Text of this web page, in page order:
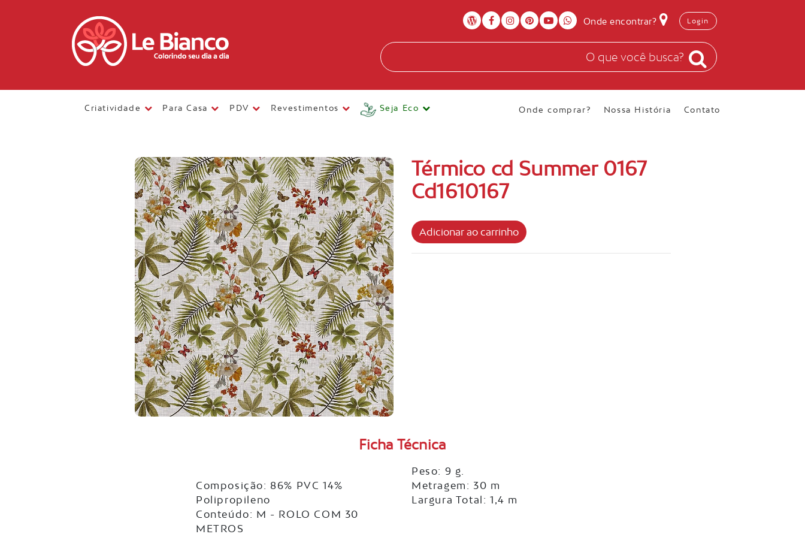
Onde encontrar? Login
Criatividade Para Casa PDV Revestimentos Seja Eco Onde comprar? Nossa História Contato
Térmico cd Summer 0167
Cd1610167
Ficha Técnica
Composição: 86% PVC 14%
Polipropileno
Conteúdo: M - ROLO COM 30
METROS
Peso: 9 g.
Metragem: 30 m
Largura Total: 1,4 m